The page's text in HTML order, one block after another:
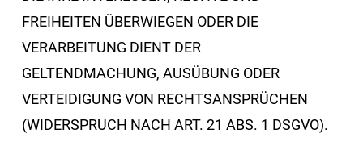
FREIHEITEN ÜBERWIEGEN ODER DIE
VERARBEITUNG DIENT DER
GELTENDMACHUNG, AUSÜBUNG ODER
VERTEIDIGUNG VON RECHTSANSPRÜCHEN
(WIDERSPRUCH NACH ART. 21 ABS. 1 DSGVO).